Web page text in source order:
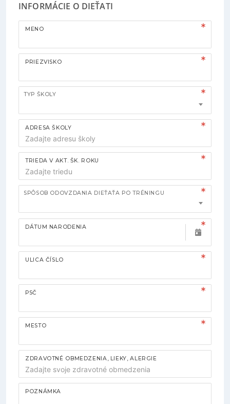
INFORMÁCIE O DIEŤATI
MENO
PRIEZVISKO
TYP ŠKOLY
ADRESA ŠKOLY
TRIEDA V AKT. ŠK. ROKU
SPÔSOB ODOVZDANIA DIEŤAŤA PO TRÉNINGU
DÁTUM NARODENIA
ULICA ČÍSLO
PSČ
MESTO
ZDRAVOTNÉ OBMEDZENIA, LIEKY, ALERGIE
POZNÁMKA